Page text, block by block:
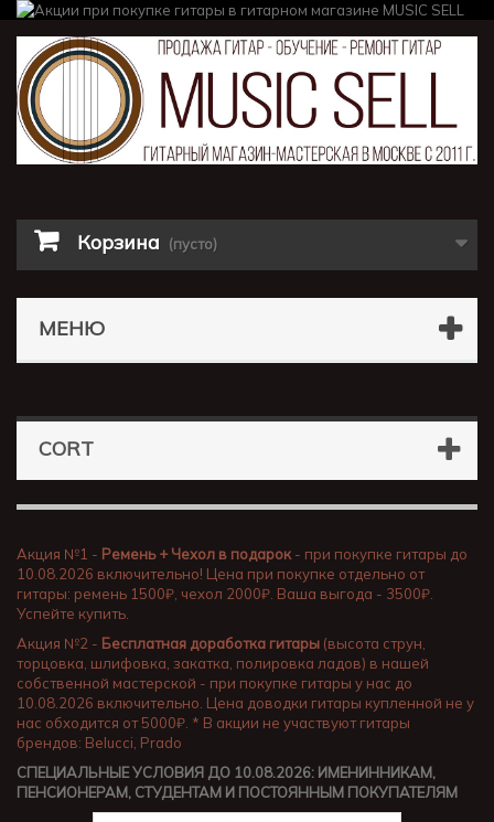
Корзина (пусто)
МЕНЮ
CORT
Акция №1 - Ремень + Чехол в подарок - при покупке гитары до
10.08.2026 включительно! Цена при покупке отдельно от
гитары: ремень 1500₽, чехол 2000₽. Ваша выгода - 3500₽.
Успейте купить.
Акция №2 - Бесплатная доработка гитары (высота струн,
торцовка, шлифовка, закатка, полировка ладов) в нашей
собственной мастерской - при покупке гитары у нас до
10.08.2026 включительно. Цена доводки гитары купленной не у
нас обходится от 5000₽. * В акции не участвуют гитары
брендов: Belucci, Prado
СПЕЦИАЛЬНЫЕ УСЛОВИЯ ДО 10.08.2026: ИМЕНИННИКАМ,
ПЕНСИОНЕРАМ, СТУДЕНТАМ И ПОСТОЯННЫМ ПОКУПАТЕЛЯМ